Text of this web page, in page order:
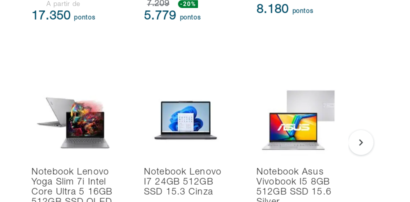
A partir de
17.350pontos
7.209 -20%
5.779 pontos
8.180 pontos
Notebook Lenovo
Yoga Slim 7i Intel
Core Ultra 5 16GB
Notebook Lenovo
I7 24GB 512GB
SSD 15.3 Cinza
Notebook Asus
Vivobook I5 8GB
512GB SSD 15.6